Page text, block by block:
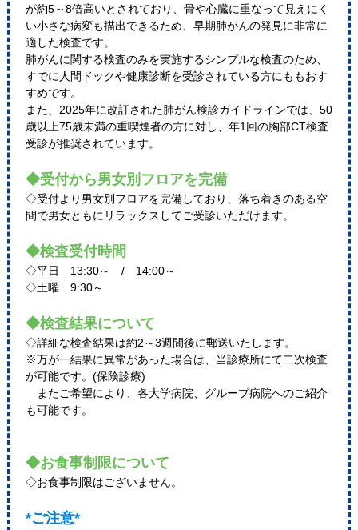
が約5～8倍高いとされており、骨や心臓に重なって見えにく
い小さな病変も描出できるため、早期肺がんの発見に非常に
適した検査です。
肺がんに関する検査のみを実施するシンプルな検査のため、
すでに人間ドックや健康診断を受診されている方にももおす
すめです。
また、2025年に改訂された肺がん検診ガイドラインでは、50
歳以上75歳未満の重喫煙者の方に対し、年1回の胸部CT検査
受診が推奨されています。
◆受付から男女別フロアを完備
◇受付より男女別フロアを完備しており、落ち着きのある空
間で男女ともにリラックスしてご受診いただけます。
◆検査受付時間
◇平日 13:30～ / 14:00～
◇土曜 9:30～
◆検査結果について
◇詳細な検査結果は約2～3週間後に郵送いたします。
※万が一結果に異常があった場合は、当診療所にて二次検査
が可能です。(保険診療)
またご希望により、各大学病院、グループ病院へのご紹介
も可能です。
◆お食事制限について
◇お食事制限はございません。
*ご注意*